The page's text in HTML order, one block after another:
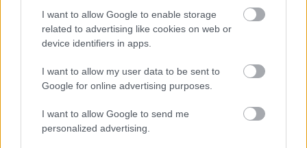
I want to allow Google to enable storage
related to advertising like cookies on web or
device identifiers in apps.
I want to allow my user data to be sent to
Google for online advertising purposes.
I want to allow Google to send me
personalized advertising.